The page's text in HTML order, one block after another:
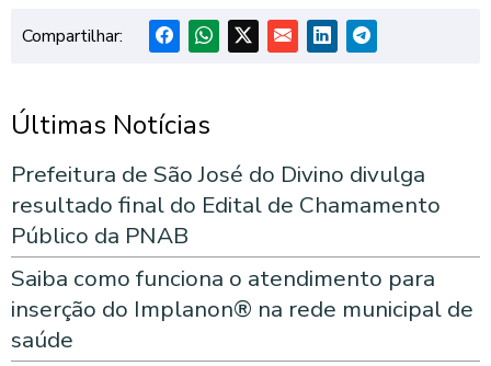
Compartilhar:
Últimas Notícias
Prefeitura de São José do Divino divulga
resultado final do Edital de Chamamento
Público da PNAB
Saiba como funciona o atendimento para
inserção do Implanon® na rede municipal de
saúde